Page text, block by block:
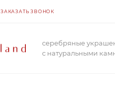
ЗАКАЗАТЬ ЗВОНОК
серебряные
с натуральными